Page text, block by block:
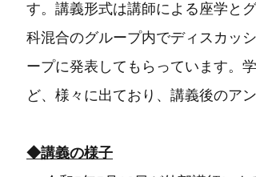
す。講義形式は講師による座学と
科混合のグループ内でディスカッ
ープに発表してもらっています。
ど、様々に出ており、講義後のア
◆講義の様子